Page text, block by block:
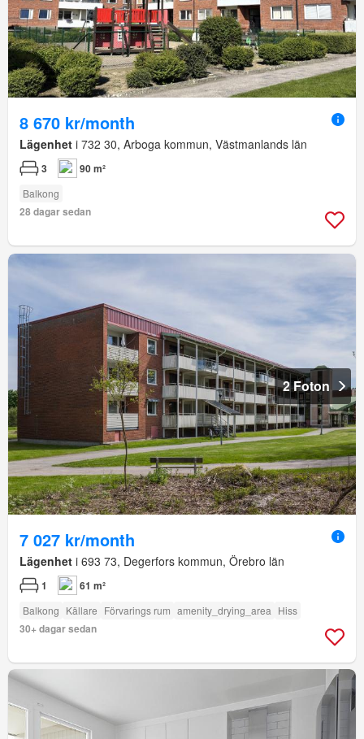
8 670 kr/month
Lägenhet i 732 30, Arboga kommun, Västmanlands län
3 90 m²
Balkong
28 dagar sedan
2 Foton
7 027 kr/month
Lägenhet i 693 73, Degerfors kommun, Örebro län
1 61 m²
Balkong Källare Förvarings rum amenity_drying_area Hiss
30+ dagar sedan